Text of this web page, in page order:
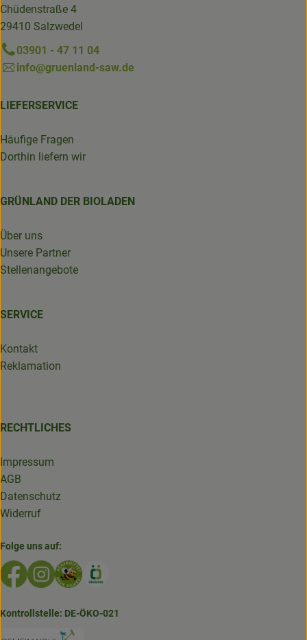
Chüdenstraße 4
29410 Salzwedel
03901 - 47 11 04
info@gruenland-saw.de
LIEFERSERVICE
Häufige Fragen
Dorthin liefern wir
GRÜNLAND DER BIOLADEN
Über uns
Unsere Partner
Stellenangebote
SERVICE
Kontakt
Reklamation
RECHTLICHES
Impressum
AGB
Datenschutz
Widerruf
Folge uns auf:
Externer Link zu https://www.facebook.com/
Externer Link zu https://www.instagram.com/
Externer Link zu https://www.bioladen-
Kontrollstelle: DE-ÖKO-021